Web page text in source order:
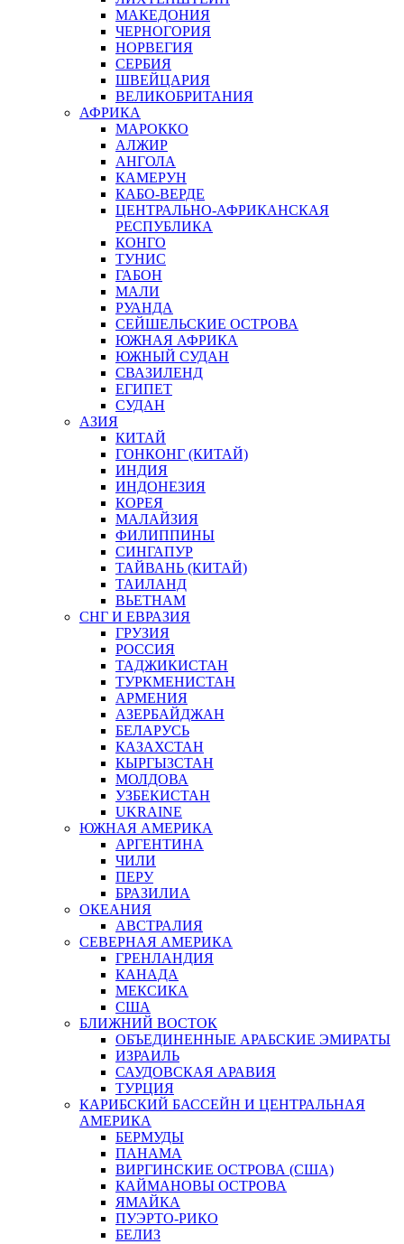
МАКЕДОНИЯ
ЧЕРНОГОРИЯ
НОРВЕГИЯ
СЕРБИЯ
ШВЕЙЦАРИЯ
ВЕЛИКОБРИТАНИЯ
АФРИКА
МАРОККО
АЛЖИР
АНГОЛА
КАМЕРУН
КАБО-ВЕРДЕ
ЦЕНТРАЛЬНО-АФРИКАНСКАЯ
РЕСПУБЛИКА
КОНГО
ТУНИС
ГАБОН
МАЛИ
РУАНДА
СЕЙШЕЛЬСКИЕ ОСТРОВА
ЮЖНАЯ АФРИКА
ЮЖНЫЙ СУДАН
СВАЗИЛЕНД
ЕГИПЕТ
СУДАН
АЗИЯ
КИТАЙ
ГОНКОНГ (КИТАЙ)
ИНДИЯ
ИНДОНЕЗИЯ
КОРЕЯ
МАЛАЙЗИЯ
ФИЛИППИНЫ
СИНГАПУР
ТАЙВАНЬ (КИТАЙ)
ТАИЛАНД
ВЬЕТНАМ
СНГ И ЕВРАЗИЯ
ГРУЗИЯ
РОССИЯ
ТАДЖИКИСТАН
ТУРКМЕНИСТАН
АРМЕНИЯ
АЗЕРБАЙДЖАН
БЕЛАРУСЬ
КАЗАХСТАН
КЫРГЫЗСТАН
МОЛДОВА
УЗБЕКИСТАН
UKRAINE
ЮЖНАЯ АМЕРИКА
АРГЕНТИНА
ЧИЛИ
ПЕРУ
БРАЗИЛИА
ОКЕАНИЯ
АВСТРАЛИЯ
СЕВЕРНАЯ АМЕРИКА
ГРЕНЛАНДИЯ
КАНАДА
МЕКСИКА
США
БЛИЖНИЙ ВОСТОК
ОБЪЕДИНЕННЫЕ АРАБСКИЕ ЭМИРАТЫ
ИЗРАИЛЬ
САУДОВСКАЯ АРАВИЯ
ТУРЦИЯ
КАРИБСКИЙ БАССЕЙН И ЦЕНТРАЛЬНАЯ
АМЕРИКА
БЕРМУДЫ
ПАНАМА
ВИРГИНСКИЕ ОСТРОВА (США)
КАЙМАНОВЫ ОСТРОВА
ЯМАЙКА
ПУЭРТО-РИКО
БЕЛИЗ